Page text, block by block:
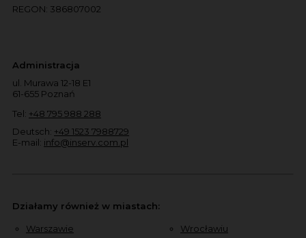
REGON: 386807002
Administracja
ul. Murawa 12-18 E1
61-655 Poznań
Tel: +48 795 988 288
Deutsch: +49 1523 7988729
E-mail: info@inserv.com.pl
Działamy również w miastach:
Warszawie
Wrocławiu